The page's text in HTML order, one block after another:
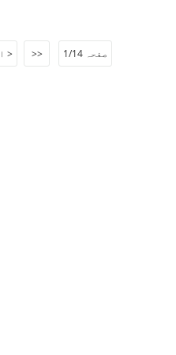
اگلا > >> صفحہ 1/14